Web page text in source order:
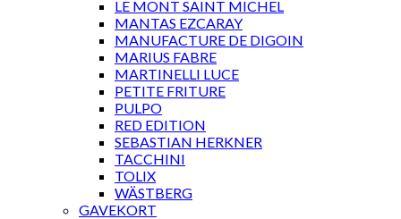
LE MONT SAINT MICHEL
MANTAS EZCARAY
MANUFACTURE DE DIGOIN
MARIUS FABRE
MARTINELLI LUCE
PETITE FRITURE
PULPO
RED EDITION
SEBASTIAN HERKNER
TACCHINI
TOLIX
WÄSTBERG
GAVEKORT